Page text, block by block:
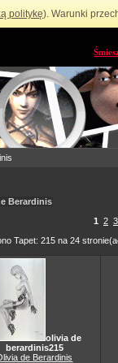
politykę). Warunki
Berardinis
1 2 3
Tapet: 215 na 24
olivia de
berardinis215
de Berardinis